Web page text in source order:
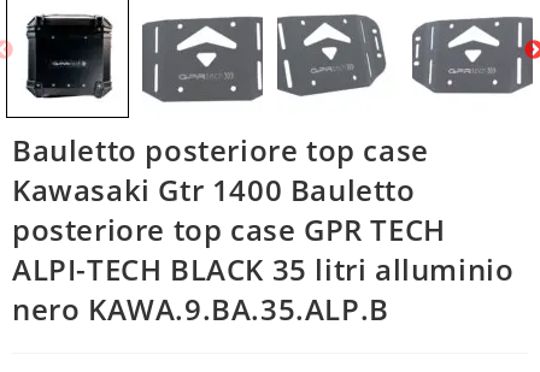
Bauletto posteriore top case
Kawasaki Gtr 1400 Bauletto
posteriore top case GPR TECH
ALPI-TECH BLACK 35 litri alluminio
nero KAWA.9.BA.35.ALP.B